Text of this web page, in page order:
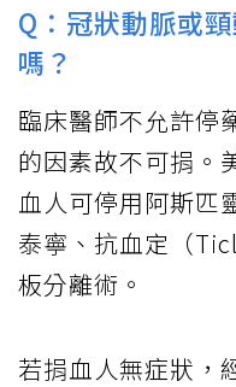
Q：冠狀動脈或
嗎？
臨床醫師不允許停
的因素故不可捐。
血人可停用阿斯匹
泰寧、抗血定（
板分離術。
若捐血人無症狀，